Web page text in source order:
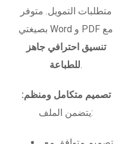
متطلبات التمويل. متوفر
بصيغتي Word و PDF مع
تنسيق احترافي جاهز
للطباعة.
تصميم متكامل ومنظم:
يتضمن الملف: